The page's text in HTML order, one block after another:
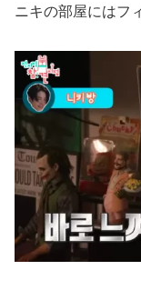
ニキの部屋にはフ